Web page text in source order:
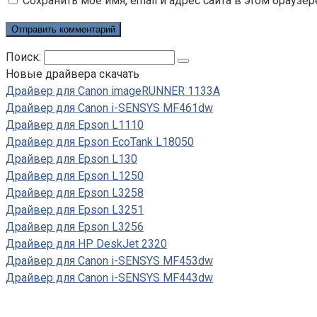
Поиск:
Новые драйвера скачать
Драйвер для Canon imageRUNNER 1133A
Драйвер для Canon i-SENSYS MF461dw
Драйвер для Epson L1110
Драйвер для Epson EcoTank L18050
Драйвер для Epson L130
Драйвер для Epson L1250
Драйвер для Epson L3258
Драйвер для Epson L3251
Драйвер для Epson L3256
Драйвер для HP DeskJet 2320
Драйвер для Canon i-SENSYS MF453dw
Драйвер для Canon i-SENSYS MF443dw